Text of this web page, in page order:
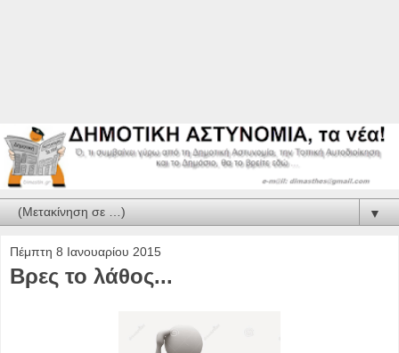
▼
Πέμπτη 8 Ιανουαρίου 2015
Βρες το λάθος...